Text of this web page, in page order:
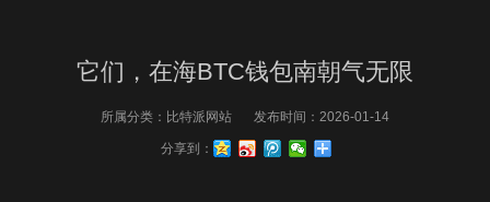
它们，在海BTC钱包南朝气无限
所属分类： 比特派网站 发布时间： 2026-01-14
分享到：